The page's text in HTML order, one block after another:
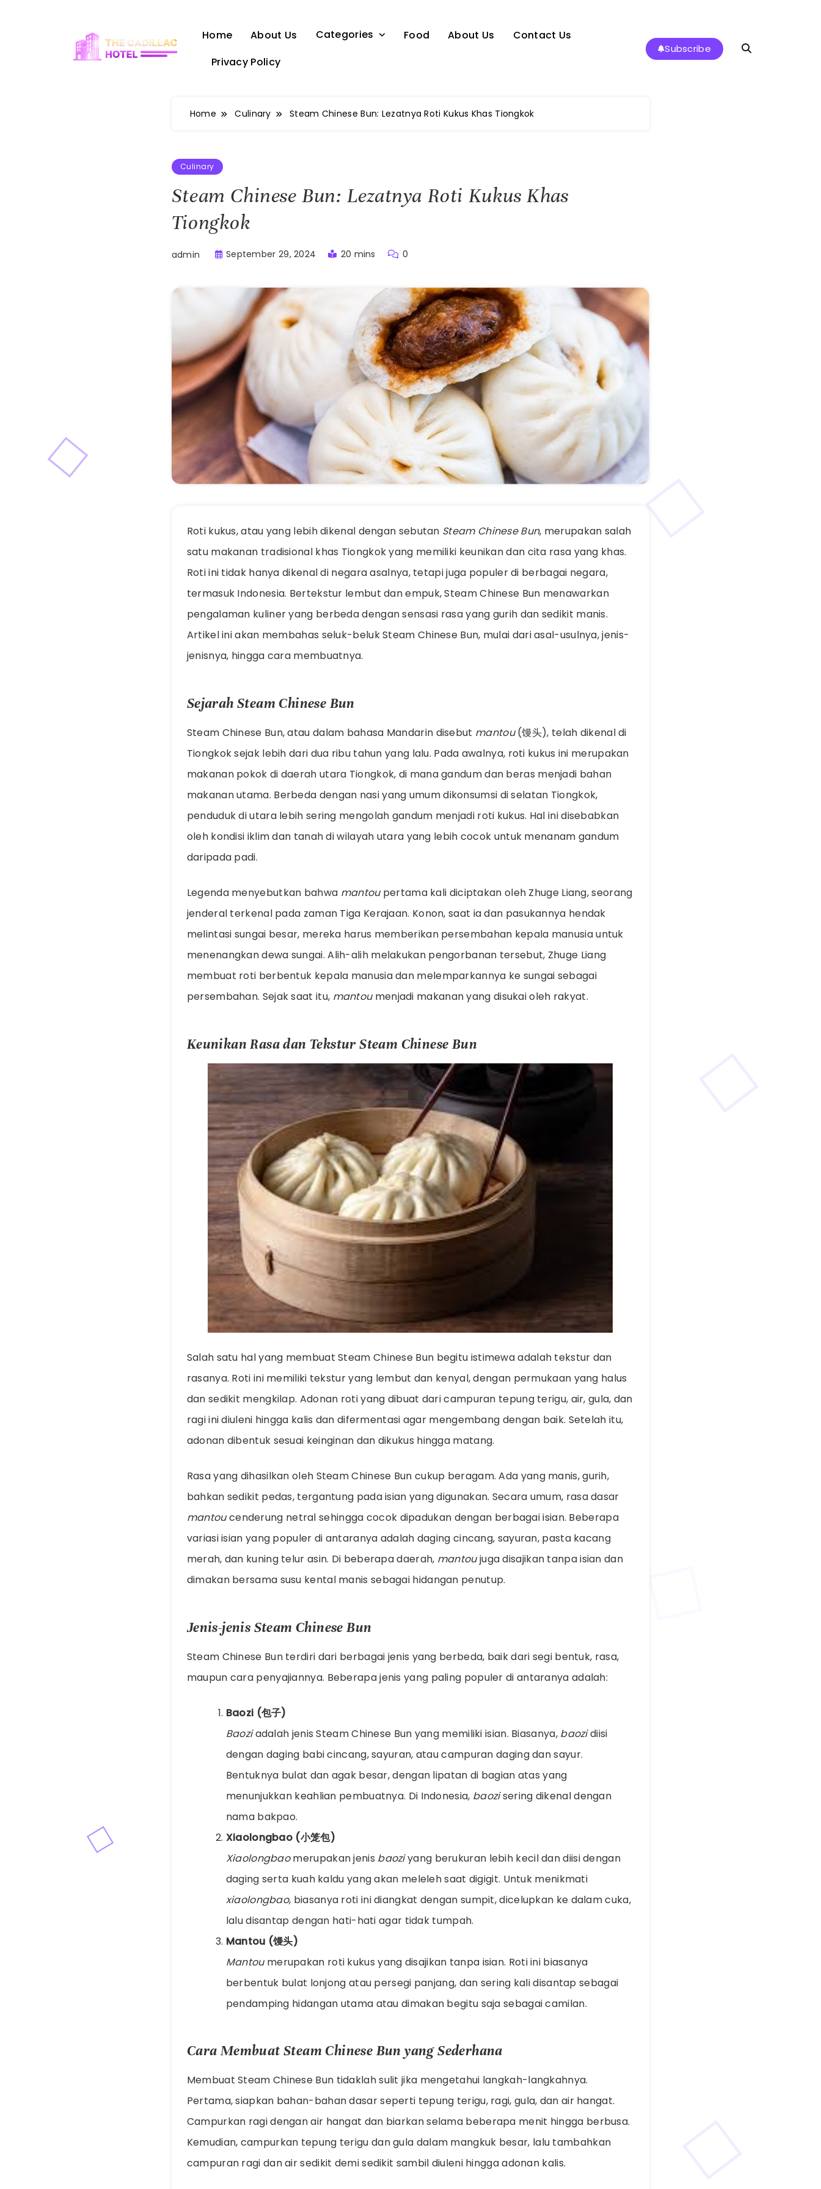
Home About Us Categories Food About Us
Contact Us
Privacy Policy
Subscribe
Home Culinary Steam Chinese Bun: Lezatnya Roti Kukus Khas Tiongkok
Culinary
Steam Chinese Bun: Lezatnya Roti Kukus Khas
Tiongkok
admin September 29, 2024 20 mins 0
Roti kukus, atau yang lebih dikenal dengan sebutan Steam Chinese Bun, merupakan salah
satu makanan tradisional khas Tiongkok yang memiliki keunikan dan cita rasa yang khas.
Roti ini tidak hanya dikenal di negara asalnya, tetapi juga populer di berbagai negara,
termasuk Indonesia. Bertekstur lembut dan empuk, Steam Chinese Bun menawarkan
pengalaman kuliner yang berbeda dengan sensasi rasa yang gurih dan sedikit manis.
Artikel ini akan membahas seluk-beluk Steam Chinese Bun, mulai dari asal-usulnya, jenis-
jenisnya, hingga cara membuatnya.
Sejarah Steam Chinese Bun
Steam Chinese Bun, atau dalam bahasa Mandarin disebut mantou(馒头), telah dikenal di
Tiongkok sejak lebih dari dua ribu tahun yang lalu. Pada awalnya, roti kukus ini merupakan
makanan pokok di daerah utara Tiongkok, di mana gandum dan beras menjadi bahan
makanan utama. Berbeda dengan nasi yang umum dikonsumsi di selatan Tiongkok,
penduduk di utara lebih sering mengolah gandum menjadi roti kukus. Hal ini disebabkan
oleh kondisi iklim dan tanah di wilayah utara yang lebih cocok untuk menanam gandum
daripada padi.
Legenda menyebutkan bahwa mantoupertama kali diciptakan oleh Zhuge Liang, seorang
jenderal terkenal pada zaman Tiga Kerajaan. Konon, saat ia dan pasukannya hendak
melintasi sungai besar, mereka harus memberikan persembahan kepala manusia untuk
menenangkan dewa sungai. Alih-alih melakukan pengorbanan tersebut, Zhuge Liang
membuat roti berbentuk kepala manusia dan melemparkannya ke sungai sebagai
persembahan. Sejak saat itu, mantoumenjadi makanan yang disukai oleh rakyat.
Keunikan Rasa dan Tekstur Steam Chinese Bun
Salah satu hal yang membuat Steam Chinese Bun begitu istimewa adalah tekstur dan
rasanya. Roti ini memiliki tekstur yang lembut dan kenyal, dengan permukaan yang halus
dan sedikit mengkilap. Adonan roti yang dibuat dari campuran tepung terigu, air, gula, dan
ragi ini diuleni hingga kalis dan difermentasi agar mengembang dengan baik. Setelah itu,
adonan dibentuk sesuai keinginan dan dikukus hingga matang.
Rasa yang dihasilkan oleh Steam Chinese Bun cukup beragam. Ada yang manis, gurih,
bahkan sedikit pedas, tergantung pada isian yang digunakan. Secara umum, rasa dasar
mantoucenderung netral sehingga cocok dipadukan dengan berbagai isian. Beberapa
variasi isian yang populer di antaranya adalah daging cincang, sayuran, pasta kacang
merah, dan kuning telur asin. Di beberapa daerah, mantoujuga disajikan tanpa isian dan
dimakan bersama susu kental manis sebagai hidangan penutup.
Jenis-jenis Steam Chinese Bun
Steam Chinese Bun terdiri dari berbagai jenis yang berbeda, baik dari segi bentuk, rasa,
maupun cara penyajiannya. Beberapa jenis yang paling populer di antaranya adalah:
Baozi (包子)
Baoziadalah jenis Steam Chinese Bun yang memiliki isian. Biasanya, baozidiisi
dengan daging babi cincang, sayuran, atau campuran daging dan sayur.
Bentuknya bulat dan agak besar, dengan lipatan di bagian atas yang
menunjukkan keahlian pembuatnya. Di Indonesia, baozisering dikenal dengan
nama bakpao.
Xiaolongbao (小笼包)
Xiaolongbaomerupakan jenis baoziyang berukuran lebih kecil dan diisi dengan
daging serta kuah kaldu yang akan meleleh saat digigit. Untuk menikmati
xiaolongbao, biasanya roti ini diangkat dengan sumpit, dicelupkan ke dalam cuka,
lalu disantap dengan hati-hati agar tidak tumpah.
Mantou (馒头)
Mantoumerupakan roti kukus yang disajikan tanpa isian. Roti ini biasanya
berbentuk bulat lonjong atau persegi panjang, dan sering kali disantap sebagai
pendamping hidangan utama atau dimakan begitu saja sebagai camilan.
Cara Membuat Steam Chinese Bun yang Sederhana
Membuat Steam Chinese Bun tidaklah sulit jika mengetahui langkah-langkahnya.
Pertama, siapkan bahan-bahan dasar seperti tepung terigu, ragi, gula, dan air hangat.
Campurkan ragi dengan air hangat dan biarkan selama beberapa menit hingga berbusa.
Kemudian, campurkan tepung terigu dan gula dalam mangkuk besar, lalu tambahkan
campuran ragi dan air sedikit demi sedikit sambil diuleni hingga adonan kalis.